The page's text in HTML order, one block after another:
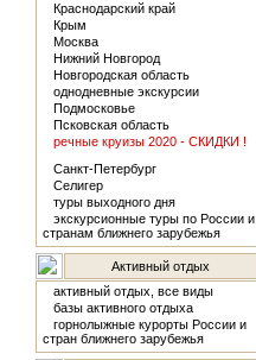
Краснодарский край
Крым
Москва
Нижний Новгород
Новгородская область
однодневные экскурсии
Подмосковье
Псковская область
речные круизы 2020 - СКИДКИ !
Санкт-Петербург
Селигер
туры выходного дня
экскурсионные туры по России и
странам ближнего зарубежья
Активный отдых
активный отдых, все виды
базы активного отдыха
горнолыжные курорты России и
стран ближнего зарубежья